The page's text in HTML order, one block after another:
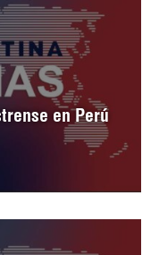
en Perú